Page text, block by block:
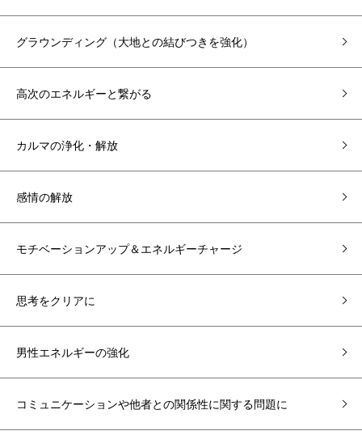
グラウンディング（大地との結びつきを強化）
高次のエネルギーと繋がる
カルマの浄化・解放
感情の解放
モチベーションアップ＆エネルギーチャージ
思考をクリアに
男性エネルギーの強化
コミュニケーションや他者との関係性に関する問題に